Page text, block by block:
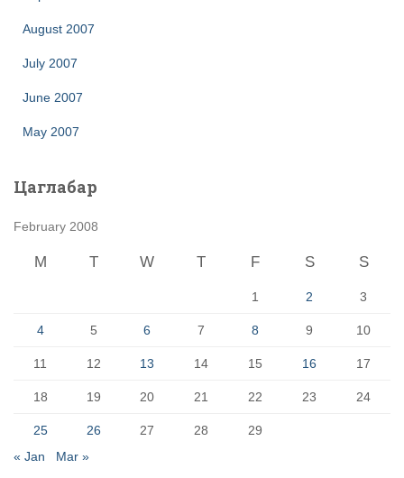
August 2007
July 2007
June 2007
May 2007
Цаглабар
February 2008
M T W T F S S
1 2 3
4 5 6 7 8 9 10
11 12 13 14 15 16 17
18 19 20 21 22 23 24
25 26 27 28
29
« Jan
Mar »